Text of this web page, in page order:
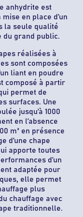
anhydrite est
en place d’un
la seule qualité
du grand public.
réalisées à
sont composées
liant en poudre
composé à partir
permet de
surfaces. Une
jusqu’à 1000
en l’absence
m² en présence
d’une chape
apporte toutes
d’un
adaptée pour
elle permet
plus
chauffage avec
traditionnelle.